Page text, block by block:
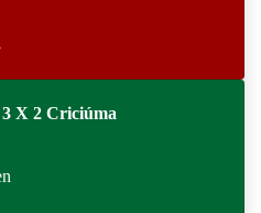
X 2 Criciúma